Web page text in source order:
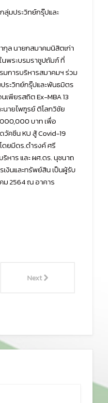
ลุ่มประวิทย์กรุ๊ปและ
ล นายกสมาคมนิสิตเก่า
พระบรมราชูปถัมภ์ ที่
การบริหารสมาคมฯ ร่วม
ระวิทย์กรุ๊ปและพันธมิตร
เพียรสถิต Ex-MBA 13
นายไพฑูรย์ ติโลกวิชัย
บาท เพื่อ
คซีน KU สู้ Covid-19
ดยมีดร.ดำรงค์ ศรี
หาร และ ผศ.ดร. นุชนาถ
งินและทรัพย์สิน เป็นผู้รับ
ม 2564 ณ อาคาร
Next